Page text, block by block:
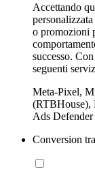
Accettando
o promozioni
successo.
seguenti
Meta-Pixel,
(RTBHouse),
Ads Defender
Conversion